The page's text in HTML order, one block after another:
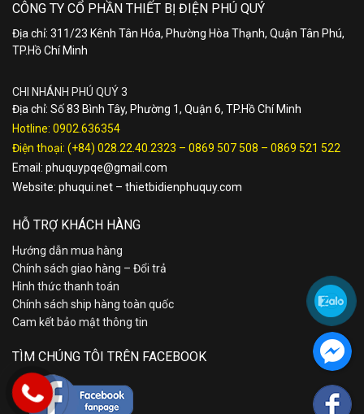
CÔNG TY CỔ PHẦN THIẾT BỊ ĐIỆN PHÚ QUÝ
Địa chỉ: 311/23 Kênh Tân Hóa, Phường Hòa Thạnh, Quận Tân Phú,
TP.Hồ Chí Minh
CHI NHÁNH PHÚ QUÝ 3
Địa chỉ: Số 83 Bình Tây, Phường 1, Quận 6, TP.Hồ Chí Minh
Hotline: 0902.636354
Điện thoại: (+84) 028.22.40.2323 – 0869 507 508 – 0869 521 522
Email: phuquypqe@gmail.com
Website: phuqui.net – thietbidienphuquy.com
HỖ TRỢ KHÁCH HÀNG
Hướng dẫn mua hàng
Chính sách giao hàng – Đổi trả
Hình thức thanh toán
Chính sách ship hàng toàn quốc
Cam kết bảo mật thông tin
TÌM CHÚNG TÔI TRÊN FACEBOOK